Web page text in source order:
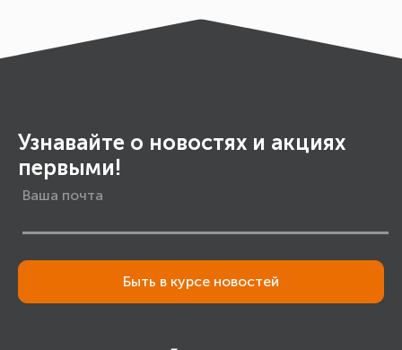
Узнавайте о новостях и акциях
первыми!
Быть в курсе новостей